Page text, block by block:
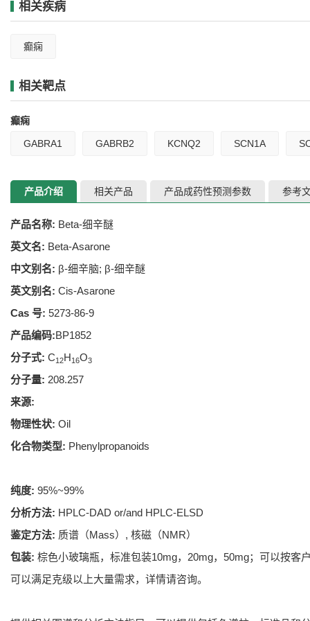
相关疾病
癫痫
相关靶点
癫痫
GABRA1 GABRB2 KCNQ2 SCN1A
产品介绍 相关产品 产品成药性预测参数 参考
产品名称: Beta-细辛醚
英文名: Beta-Asarone
中文别名: β-细辛脑; β-细辛醚
英文别名: Cis-Asarone
Cas 号: 5273-86-9
产品编码:BP1852
分子式: C12H16O3
分子量: 208.257
来源:
物理性状: Oil
化合物类型: Phenylpropanoids
纯度: 95%~99%
分析方法: HPLC-DAD or/and HPLC-ELSD
鉴定方法: 质谱（Mass）, 核磁（NMR）
包装: 棕色小玻璃瓶，标准包装10mg，20mg，50mg；可以按客户
可以满足克级以上大量需求，详情请咨询。